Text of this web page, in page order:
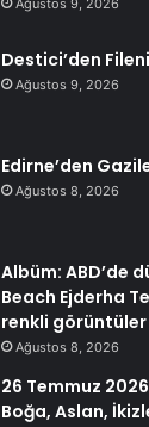
Ağustos 9, 2026
Destici’den
Ağustos 9, 2026
Edirne’den
Ağustos 8, 2026
Albüm: ABD’de
Beach Ejderha
renkli görüntüler
Ağustos 8, 2026
26 Temmuz
Boğa, Aslan,